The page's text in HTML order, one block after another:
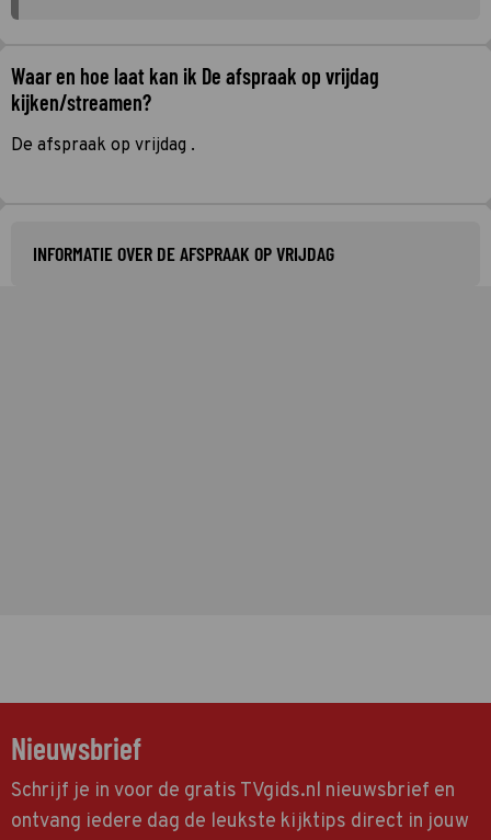
Waar en hoe laat kan ik De afspraak op vrijdag
kijken/streamen?
De afspraak op vrijdag .
INFORMATIE OVER DE AFSPRAAK OP VRIJDAG
Nieuwsbrief
Schrijf je in voor de gratis TVgids.nl nieuwsbrief en
ontvang iedere dag de leukste kijktips direct in jouw